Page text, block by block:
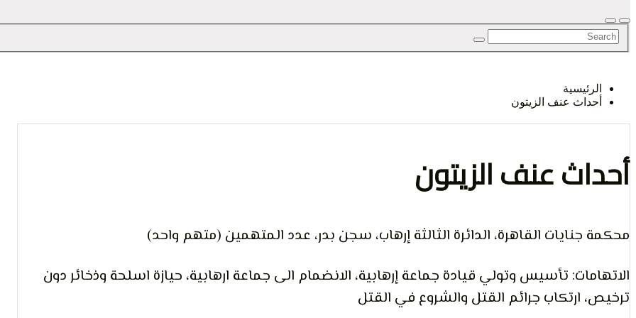
الرأي و
الإنسان
الرئيسية
أحداث عنف الزيتون
أحداث عنف الزيتون
محكمة جنايات القاهرة، الدائرة الثالثة إرهاب، سجن بدر، عدد المتهمين (متهم واحد)
الاتهامات: تأسيس وتولي قيادة جماعة إرهابية، الانضمام الى جماعة ارهابية، حيازة اسلحة وذخائر دون
ترخيص، ارتكاب جرائم القتل والشروع في القتل